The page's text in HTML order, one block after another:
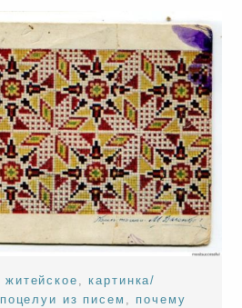
житейское ,картинка/
поцелуи из писем , почему